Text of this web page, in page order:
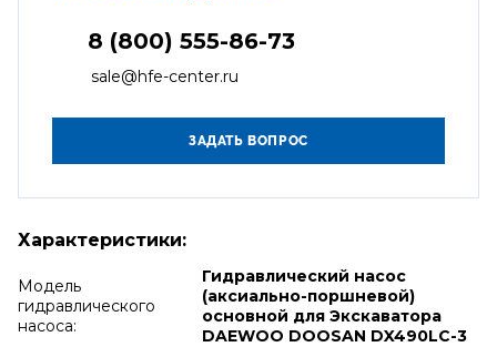
8 (800) 555-86-73
sale@hfe-center.ru
Характеристики:
Модель
гидравлического
насоса:
Гидравлический насос
(аксиально-поршневой)
основной для Экскаватора
DAEWOO DOOSAN DX490LC-3